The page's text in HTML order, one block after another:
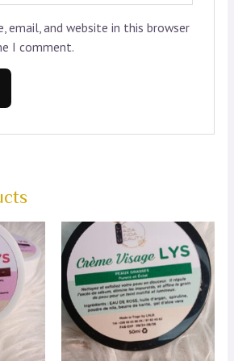
email, and website in this browser
I comment.